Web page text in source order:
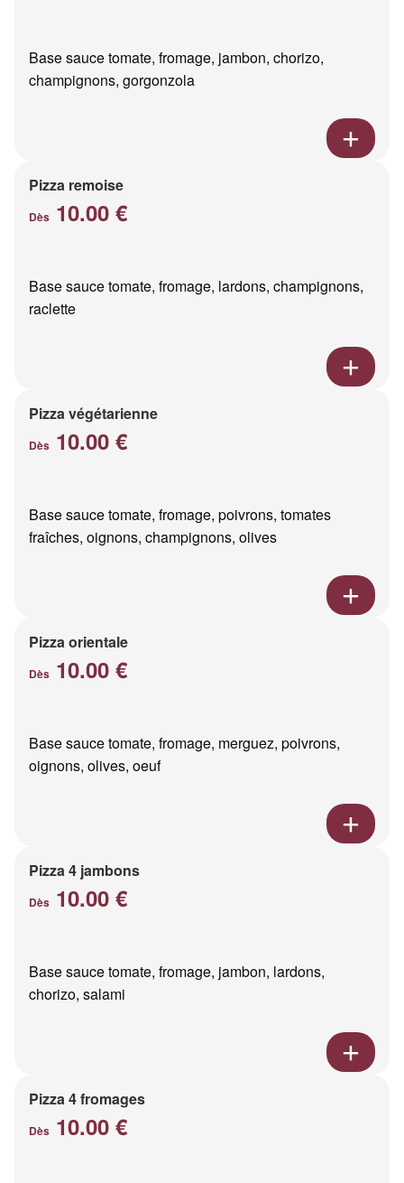
Base sauce tomate, fromage, jambon, chorizo,
champignons, gorgonzola
Pizza remoise
Dès 10.00 €
Base sauce tomate, fromage, lardons, champignons,
raclette
Pizza végétarienne
Dès 10.00 €
Base sauce tomate, fromage, poivrons, tomates
fraîches, oignons, champignons, olives
Pizza orientale
Dès 10.00 €
Base sauce tomate, fromage, merguez, poivrons,
oignons, olives, oeuf
Pizza 4 jambons
Dès 10.00 €
Base sauce tomate, fromage, jambon, lardons,
chorizo, salami
Pizza 4 fromages
Dès 10.00 €